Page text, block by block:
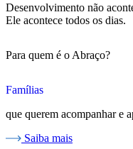
Desenvolvimento não
Ele acontece todos os dias.
Para quem é o Abraço?
Famílias
que querem acompanhar e
Saiba mais